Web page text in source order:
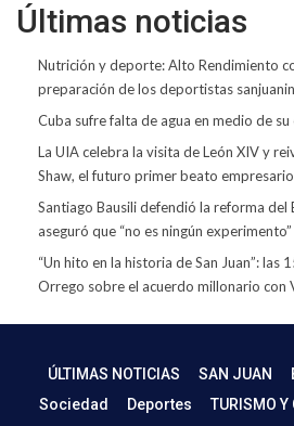
Últimas noticias
Nutrición y deporte: Alto Rendimiento
preparación de los deportistas
Cuba sufre falta de agua en medio de su
La UIA celebra la visita de León XIV y
Shaw, el futuro primer beato empresario
Santiago Bausili defendió la reforma del
aseguró que “no es ningún experimento”
“Un hito en la historia de San Juan”: las
Orrego sobre el acuerdo millonario con
ÚLTIMAS NOTICIAS SAN JUAN
Sociedad
Deportes TURISMO Y